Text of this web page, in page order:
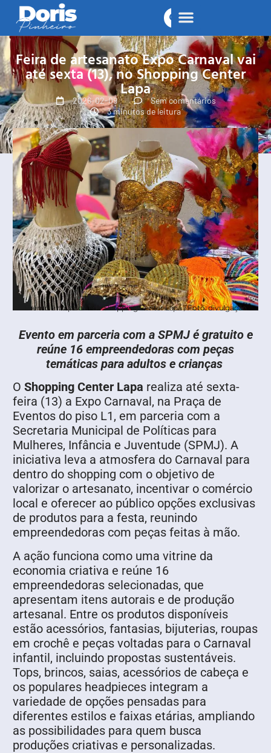
Feira de artesanato Expo Carnaval vai
até sexta (13), no Shopping Center
Lapa
2026-02-09
Sem comentários
3 minutos de leitura
Evento é no piso L1 do Shopping Center Lapa / Foto: divulgação
Evento em parceria com a SPMJ é gratuito e
reúne 16 empreendedoras com peças
temáticas para adultos e crianças
O Shopping Center Lapa realiza até sexta-
feira (13) a Expo Carnaval, na Praça de
Eventos do piso L1, em parceria com a
Secretaria Municipal de Políticas para
Mulheres, Infância e Juventude (SPMJ). A
iniciativa leva a atmosfera do Carnaval para
dentro do shopping com o objetivo de
valorizar o artesanato, incentivar o comércio
local e oferecer ao público opções exclusivas
de produtos para a festa, reunindo
empreendedoras com peças feitas à mão.
A ação funciona como uma vitrine da
economia criativa e reúne 16
empreendedoras selecionadas, que
apresentam itens autorais e de produção
artesanal. Entre os produtos disponíveis
estão acessórios, fantasias, bijuterias, roupas
em crochê e peças voltadas para o Carnaval
infantil, incluindo propostas sustentáveis.
Tops, brincos, saias, acessórios de cabeça e
os populares headpieces integram a
variedade de opções pensadas para
diferentes estilos e faixas etárias, ampliando
as possibilidades para quem busca
produções criativas e personalizadas.